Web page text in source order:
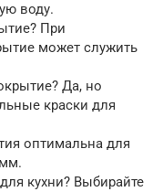
воду.
При
может служить
Да, но
краски для
оптимальна для
кухни? Выбирайте